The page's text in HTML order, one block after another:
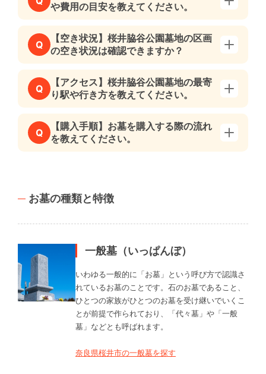
や費用の目安を教えてください。
Q
【空き状況】桜井脇谷公園墓地の区画
の空き状況は確認できますか？
Q
【アクセス】桜井脇谷公園墓地の最寄
り駅や行き方を教えてください。
Q
【購入手順】お墓を購入する際の流れ
を教えてください。
お墓の種類と特徴
一般墓（いっぱんぼ）
いわゆる一般的に「お墓」という呼び方で認識さ
れているお墓のことです。石のお墓であること、
ひとつの家族がひとつのお墓を受け継いでいくこ
とが前提で作られており、「代々墓」や「一般
墓」などとも呼ばれます。
奈良県桜井市の一般墓を探す